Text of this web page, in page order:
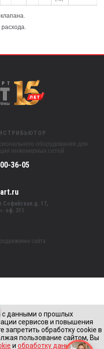
оборудования для
инженерных сетей
36-05
д. 17,
оф. 311
сайта
с данными о прошлых
сервисов и повышения
запретить обработку cookie в
пользование сайтом, Вы
и обработку данныхс